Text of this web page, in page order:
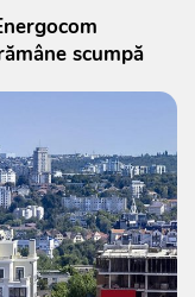
scumpă